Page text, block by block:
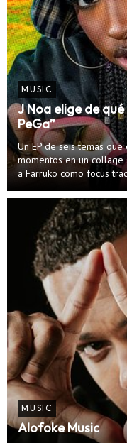
MUSIC
J Noa elige de
PeGa”
Un EP de seis temas
momentos en un collage
a Farruko como focus
MUSIC
Alofoke Music